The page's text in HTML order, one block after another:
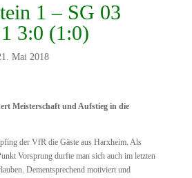
1 – SG 03
3:0 (1:0)
Mai 2018
Meisterschaft und Aufstieg in die
der VfR die Gäste aus Harxheim. Als
Vorsprung durfte man sich auch im letzten
Dementsprechend motiviert und